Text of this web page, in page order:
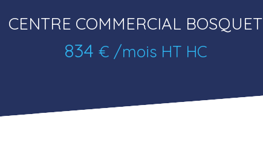
CENTRE COMMERCIAL BOSQUET
834 € /mois HT HC